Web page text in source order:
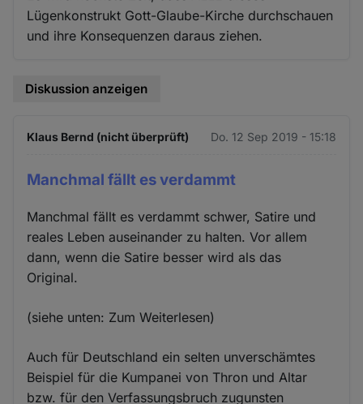
Lügenkonstrukt Gott-Glaube-Kirche durchschauen
und ihre Konsequenzen daraus ziehen.
Diskussion anzeigen
Klaus Bernd (nicht überprüft) Do. 12 Sep 2019 - 15:18
Manchmal fällt es verdammt
Manchmal fällt es verdammt schwer, Satire und
reales Leben ausein­ander zu halten. Vor allem
dann, wenn die Satire besser wird als das
Original.
(siehe unten: Zum Weiterlesen)
Auch für Deutschland ein selten unverschämtes
Beispiel für die Kumpanei von Thron und Altar
bzw. für den Verfassungsbruch zugunsten